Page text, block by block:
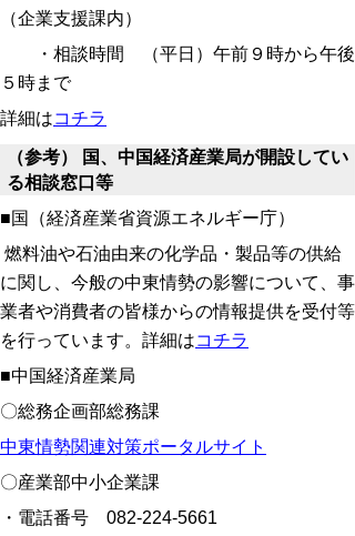
（企業支援課内）
・相談時間 （平日）午前９時から午後
５時まで
詳細はコチラ
（参考） 国、中国経済産業局が開設してい
る相談窓口等
■国（経済産業省資源エネルギー庁）
燃料油や石油由来の化学品・製品等の供給
に関し、今般の中東情勢の影響について、事
業者や消費者の皆様からの情報提供を受付等
を行っています。詳細はコチラ
■中国経済産業局
〇総務企画部総務課
中東情勢関連対策ポータルサイト
〇産業部中小企業課
・電話番号 082-224-5661